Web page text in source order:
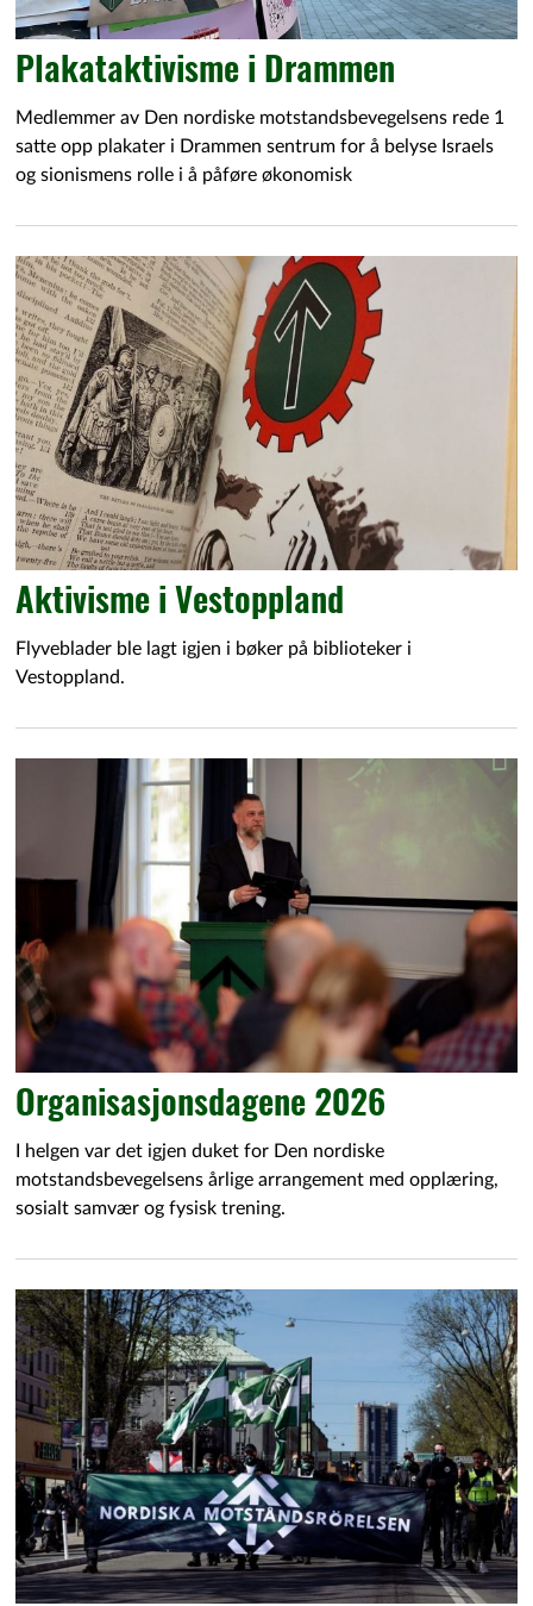
Plakataktivisme i Drammen
Medlemmer av Den nordiske motstandsbevegelsens rede 1
satte opp plakater i Drammen sentrum for å belyse Israels
og sionismens rolle i å påføre økonomisk
Aktivisme i Vestoppland
Flyveblader ble lagt igjen i bøker på biblioteker i
Vestoppland.
Organisasjonsdagene 2026
I helgen var det igjen duket for Den nordiske
motstandsbevegelsens årlige arrangement med opplæring,
sosialt samvær og fysisk trening.